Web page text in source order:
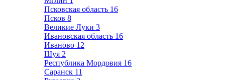
Псковская область 16
Псков 8
Великие Луки 3
Ивановская область 16
Иваново 12
Шуя 2
Республика Мордовия 16
Саранск 11